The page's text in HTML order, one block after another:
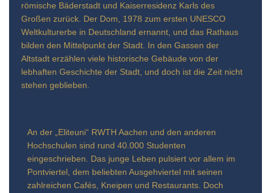
römische Bäderstadt und Kaiserresidenz Karls des
Großen zurück. Der Dom, 1978 zum ersten UNESCO
Weltkulturerbe in Deutschland ernannt, und das Rathaus
bilden den Mittelpunkt der Stadt. In den Gassen der
Altstadt erzählen viele historische Gebäude von der
lebhaften Geschichte der Stadt, und doch ist die Zeit nicht
stehen geblieben.
An der „Eliteuni“ RWTH Aachen und den anderen
Hochschulen sind rund 40.000 Studenten
eingeschrieben. Das junge Leben pulsiert vor allem im
Pontviertel, dem beliebten Ausgehviertel mit seinen
zahlreichen Cafés, Kneipen und Restaurants. Doch